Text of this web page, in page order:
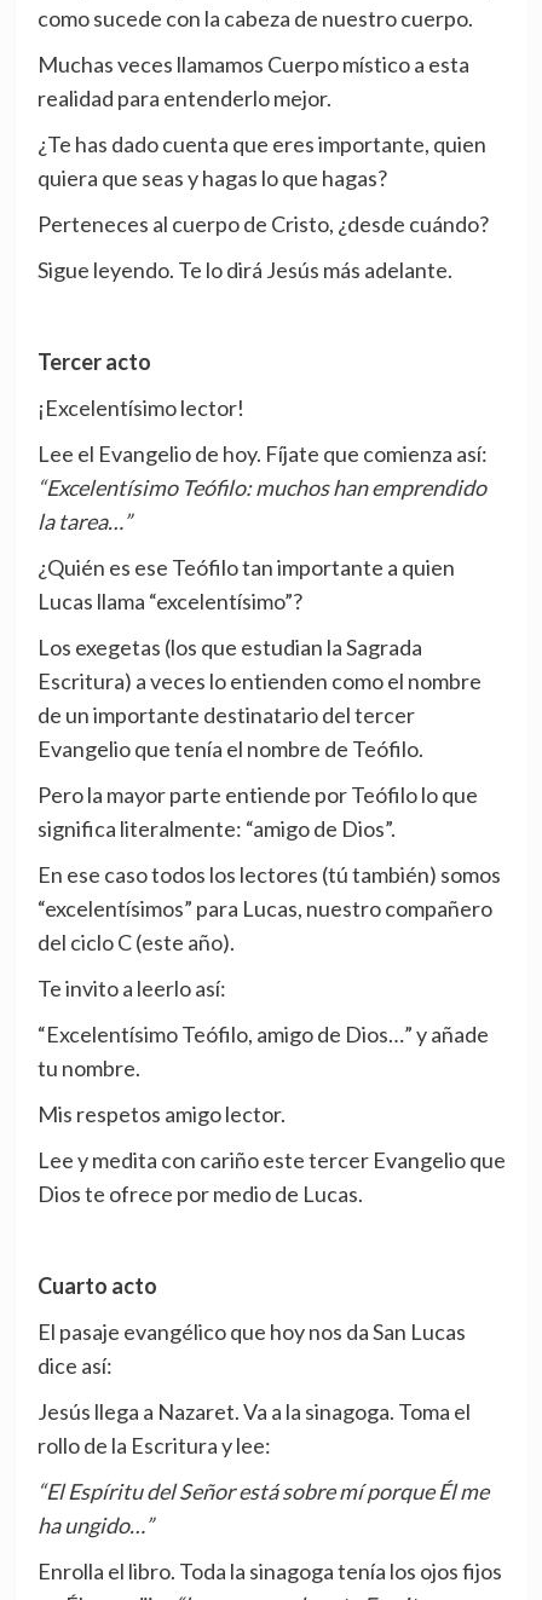
como sucede con la cabeza de nuestro cuerpo.
Muchas veces llamamos Cuerpo místico a esta
realidad para entenderlo mejor.
¿Te has dado cuenta que eres importante, quien
quiera que seas y hagas lo que hagas?
Perteneces al cuerpo de Cristo, ¿desde cuándo?
Sigue leyendo. Te lo dirá Jesús más adelante.
Tercer acto
¡Excelentísimo lector!
Lee el Evangelio de hoy. Fíjate que comienza así:
“Excelentísimo Teófilo: muchos han emprendido
la tarea…”
¿Quién es ese Teófilo tan importante a quien
Lucas llama “excelentísimo”?
Los exegetas (los que estudian la Sagrada
Escritura) a veces lo entienden como el nombre
de un importante destinatario del tercer
Evangelio que tenía el nombre de Teófilo.
Pero la mayor parte entiende por Teófilo lo que
significa literalmente: “amigo de Dios”.
En ese caso todos los lectores (tú también) somos
“excelentísimos” para Lucas, nuestro compañero
del ciclo C (este año).
Te invito a leerlo así:
“Excelentísimo Teófilo, amigo de Dios…” y añade
tu nombre.
Mis respetos amigo lector.
Lee y medita con cariño este tercer Evangelio que
Dios te ofrece por medio de Lucas.
Cuarto acto
El pasaje evangélico que hoy nos da San Lucas
dice así:
Jesús llega a Nazaret. Va a la sinagoga. Toma el
rollo de la Escritura y lee:
“El Espíritu del Señor está sobre mí porque Él me
ha ungido…”
Enrolla el libro. Toda la sinagoga tenía los ojos fijos